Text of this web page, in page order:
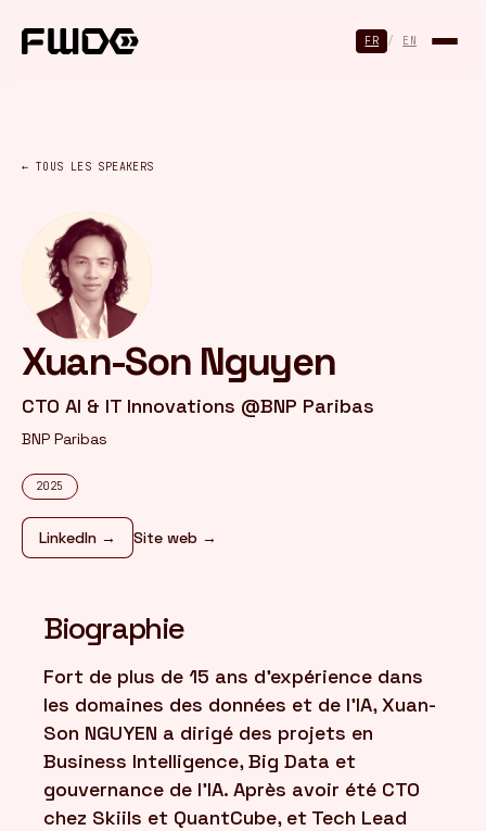
FR / EN
FR / EN
← TOUS LES SPEAKERS
Xuan-Son Nguyen
CTO AI & IT Innovations @BNP Paribas
BNP Paribas
2025
LinkedIn → Site web →
Biographie
Fort de plus de 15 ans d'expérience dans
les domaines des données et de l'IA, Xuan-
Son NGUYEN a dirigé des projets en
Business Intelligence, Big Data et
gouvernance de l'IA. Après avoir été CTO
chez Skiils et QuantCube, et Tech Lead